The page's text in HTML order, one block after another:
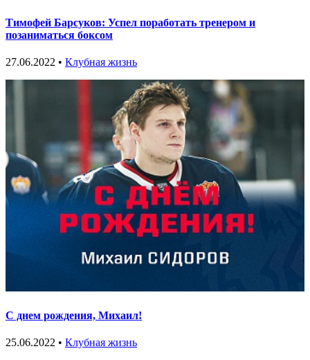
Тимофей Барсуков: Успел поработать тренером и
позаниматься боксом
27.06.2022 • Клубная жизнь
С днем рождения, Михаил!
25.06.2022 • Клубная жизнь